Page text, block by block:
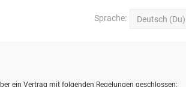
Sprache:
ein Vertrag mit folgenden Regelungen geschlossen: